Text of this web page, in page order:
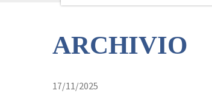
ARCHIVIO
17/11/2025